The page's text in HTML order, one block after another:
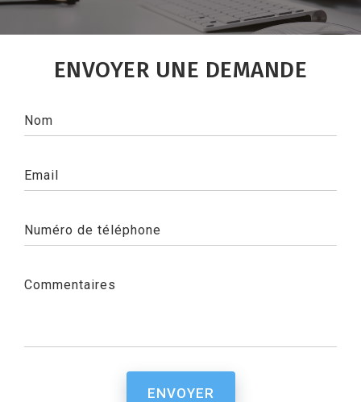
ENVOYER UNE DEMANDE
Nom
Email
Numéro de téléphone
Commentaires
ENVOYER